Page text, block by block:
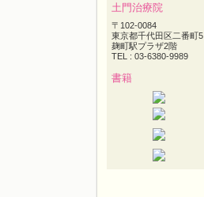
土門治療院
〒102-0084
東京都千代田区二番町5
麹町駅プラザ2階
TEL : 03-6380-9989
書籍